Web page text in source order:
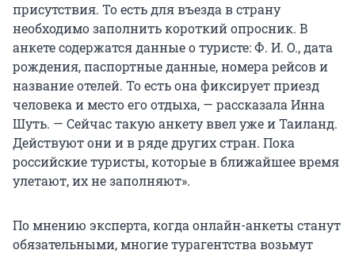
присутствия. То есть для въезда в страну
необходимо заполнить короткий опросник. В
анкете содержатся данные о туристе:Ф. И. О., дата
рождения, паспортные данные, номера рейсов и
название отелей. То есть она фиксирует приезд
человека и место его отдыха, — рассказала Инна
Шуть. — Сейчас такую анкету ввел уже и Таиланд.
Действуют они и в ряде других стран. Пока
российские туристы, которые в ближайшее время
улетают, их не заполняют».
По мнению эксперта, когда онлайн-анкеты станут
обязательными, многие турагентства возьмут